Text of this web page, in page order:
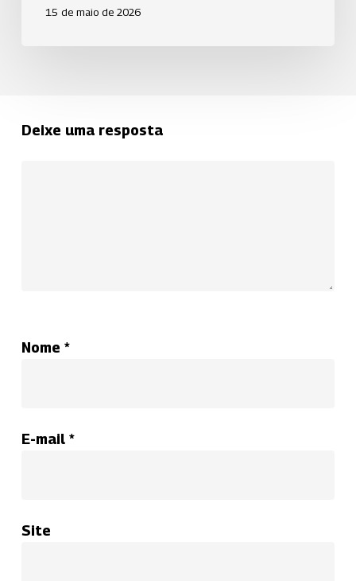
15 de maio de 2026
Deixe uma resposta
Nome *
E-mail *
Site